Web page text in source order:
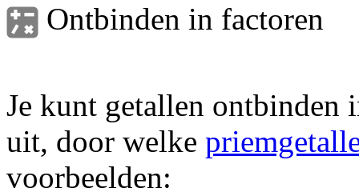
Ontbinden in factoren
Je kunt getallen ontbinden
uit, door welke
voorbeelden: